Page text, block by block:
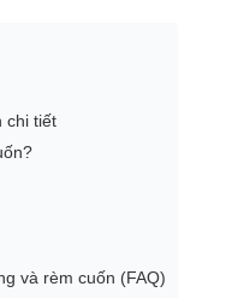
chi tiết
và rèm cuốn (FAQ)